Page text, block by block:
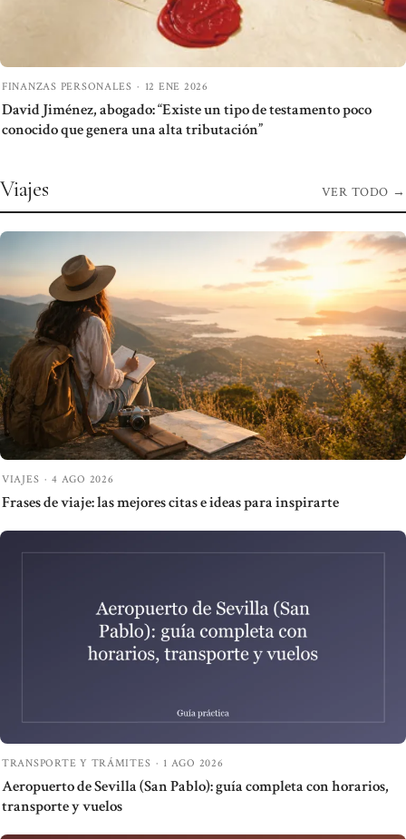
FINANZAS PERSONALES · 12 ENE 2026
David Jiménez, abogado: “Existe un tipo de testamento poco
conocido que genera una alta tributación”
Viajes VER TODO →
VIAJES · 4 AGO 2026
Frases de viaje: las mejores citas e ideas para inspirarte
TRANSPORTE Y TRÁMITES · 1 AGO 2026
Aeropuerto de Sevilla (San Pablo): guía completa con horarios,
transporte y vuelos